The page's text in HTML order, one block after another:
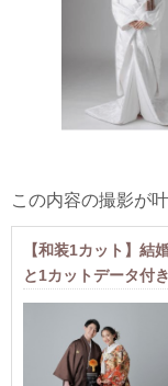
この内容の撮影が
【和装1カット】結
と1カットデータ付き